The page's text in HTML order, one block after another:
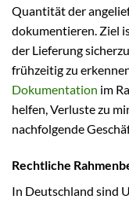
Quantität der
dokumentieren. Ziel
der Lieferung
frühzeitig zu
Dokumentation im
helfen, Verluste zu
nachfolgende
Rechtliche
In Deutschland sind